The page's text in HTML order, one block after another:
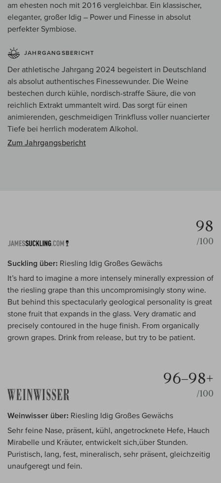
am ehesten noch mit 2016 vergleichbar. Ein klassischer,
eleganter, großer Idig – Power und Finesse in absolut
perfekter Symbiose.
JAHRGANGSBERICHT
Der athletische Jahrgang 2024 begeistert in Deutschland
als absolut authentisches Finessewunder. Die Weine
bestechen durch kühle, nordisch-straffe Säure, die von
reichlich Extrakt ummantelt wird. Das sorgt für einen
animierenden, geschmeidigen Trinkfluss voller nuancierter
Tiefe bei herrlich moderatem Alkohol.
Zum Jahrgangsbericht
98
/100
Suckling über: Riesling Idig Großes Gewächs
It’s hard to imagine a more intensely minerally expression of
the riesling grape than this uncompromisingly stony wine.
But behind this spectacularly geological personality is great
stone fruit that expands in the glass. Very dramatic and
precisely contoured in the huge finish. From organically
grown grapes. Drink from release, but try to be patient.
96–98+
/100
Weinwisser über: Riesling Idig Großes Gewächs
Sehr feine Nase, präsent, kühl, angetrocknete Hefe, Hauch
Mirabelle und Kräuter, entwickelt sich,über Stunden.
Puristisch, lang, fest, mineralisch, sehr präsent, gleichzeitig
unaufgeregt und fein.